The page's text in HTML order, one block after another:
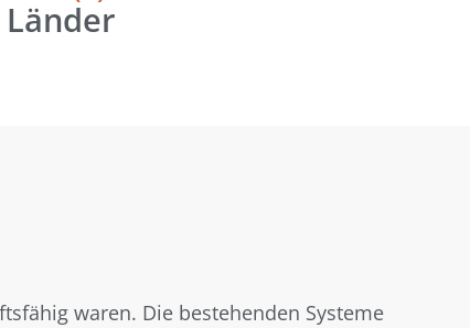
waren. Die bestehenden Systeme